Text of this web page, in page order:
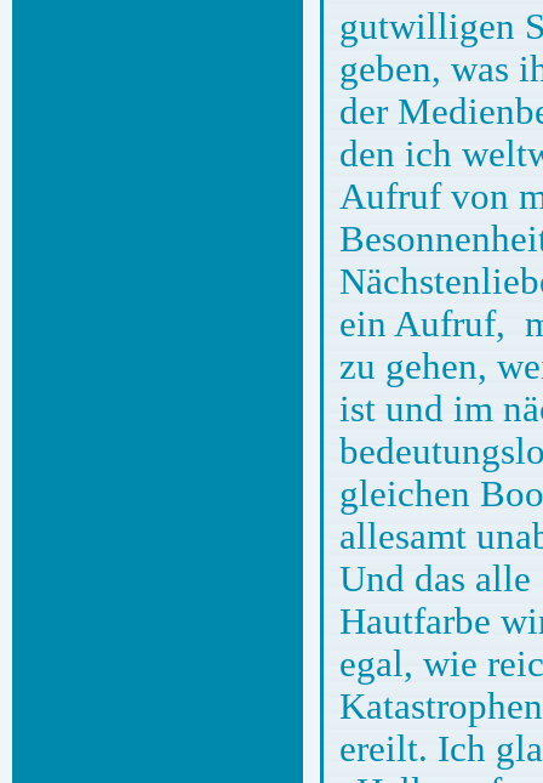
gutwilligen
geben, was
der
den ich
Aufruf von
ein Aufruf,
zu gehen,
ist und im
gleichen
allesamt
Und das
Hautfarbe
egal, wie
ereilt. Ich